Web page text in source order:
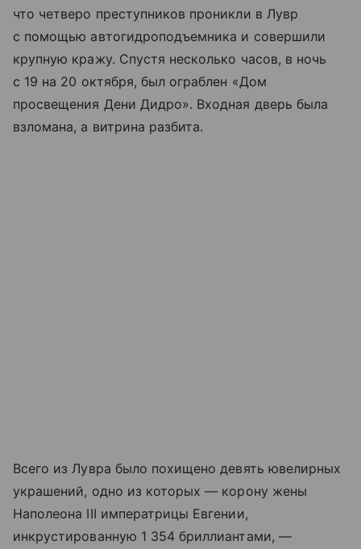
что четверо преступников проникли в Лувр
с помощью автогидроподъемника и совершили
крупную кражу. Спустя несколько часов, в ночь
с 19 на 20 октября, был ограблен «Дом
просвещения Дени Дидро». Входная дверь была
взломана, а витрина разбита.
Всего из Лувра было похищено девять ювелирных
украшений, одно из которых — корону жены
Наполеона III императрицы Евгении,
инкрустированную 1 354 бриллиантами, —